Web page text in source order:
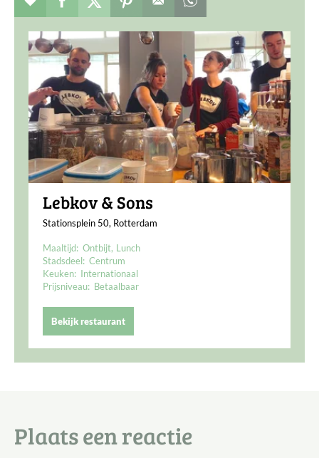
Lebkov & Sons
Stationsplein 50, Rotterdam
Maaltijd: Ontbijt Lunch
Stadsdeel: Centrum
Keuken: Internationaal
Prijsniveau: Betaalbaar
Bekijk restaurant
Plaats een reactie